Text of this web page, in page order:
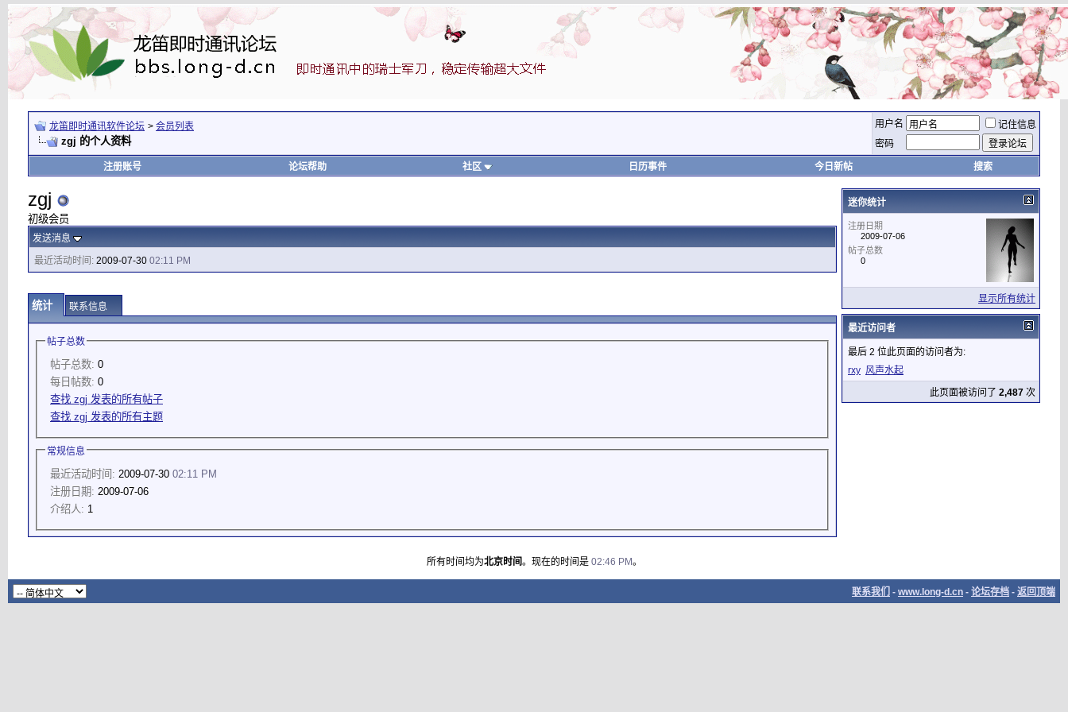
龙笛即时通讯软件论坛 > 会员列表
zgj 的个人资料
用户名
记住信息
密码
注册账号 论坛帮助 社区 日历事件 今日新帖 搜索
zgj
初级会员
发送消息
最近活动时间: 2009-07-30 02:11 PM
统计 联系信息
帖子总数
帖子总数: 0
每日帖数: 0
查找 zgj 发表的所有帖子
查找 zgj 发表的所有主题
常规信息
最近活动时间: 2009-07-30 02:11 PM
注册日期: 2009-07-06
介绍人: 1
迷你统计
注册日期
2009-07-06
帖子总数
0
显示所有统计
最近访问者
最后 2 位此页面的访问者为:
rxy 风声水起
此页面被访问了 2,487 次
所有时间均为北京时间。现在的时间是 02:46 PM。
联系我们 - www.long-d.cn - 论坛存档 - 返回顶端